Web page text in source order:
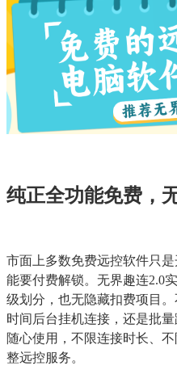
纯正全功能免费，
市面上多数免费远控软件只
能要付费解锁。无界趣连2.0
级划分，也无隐藏扣费项目
时间后台挂机连接，还是批
随心使用，不限连接时长、
整远控服务。